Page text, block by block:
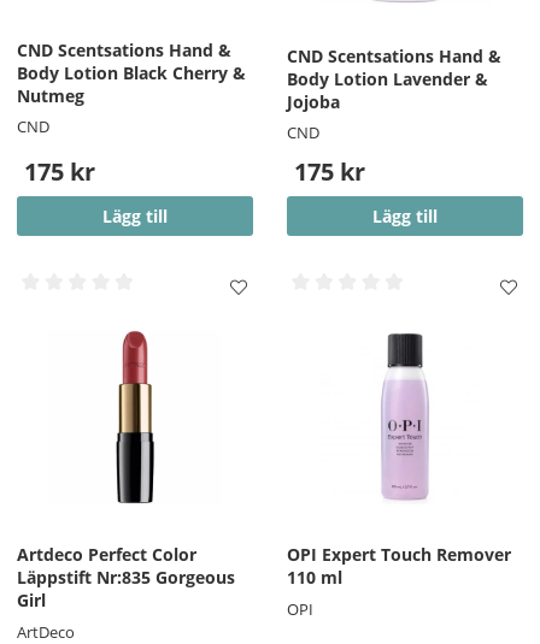
CND Scentsations Hand &
Body Lotion Black Cherry &
Nutmeg
CND
175 kr
Lägg till
CND Scentsations Hand &
Body Lotion Lavender &
Jojoba
CND
175 kr
Lägg till
Artdeco Perfect Color
Läppstift Nr:835 Gorgeous
Girl
ArtDeco
OPI Expert Touch Remover
110 ml
OPI